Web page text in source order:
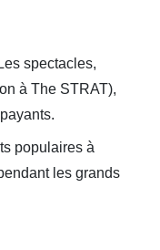
spectacles,
à The STRAT),
populaires à
les grands